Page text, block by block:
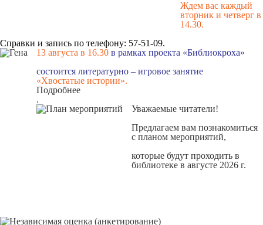
Ждем вас каждый
вторник и четверг в
14.30.
Справки и запись по телефону: 57-51-09.
13 августа в 16.30 в рамках проекта «Библиокроха»
состоится литературно – игровое занятие
«Хвостатые истории».
Подробнее
.
Уважаемые читатели!
Предлагаем вам познакомиться
с планом мероприятий,
которые будут проходить в
библиотеке в августе 2026 г.